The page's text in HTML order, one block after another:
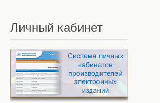
Личный кабинет